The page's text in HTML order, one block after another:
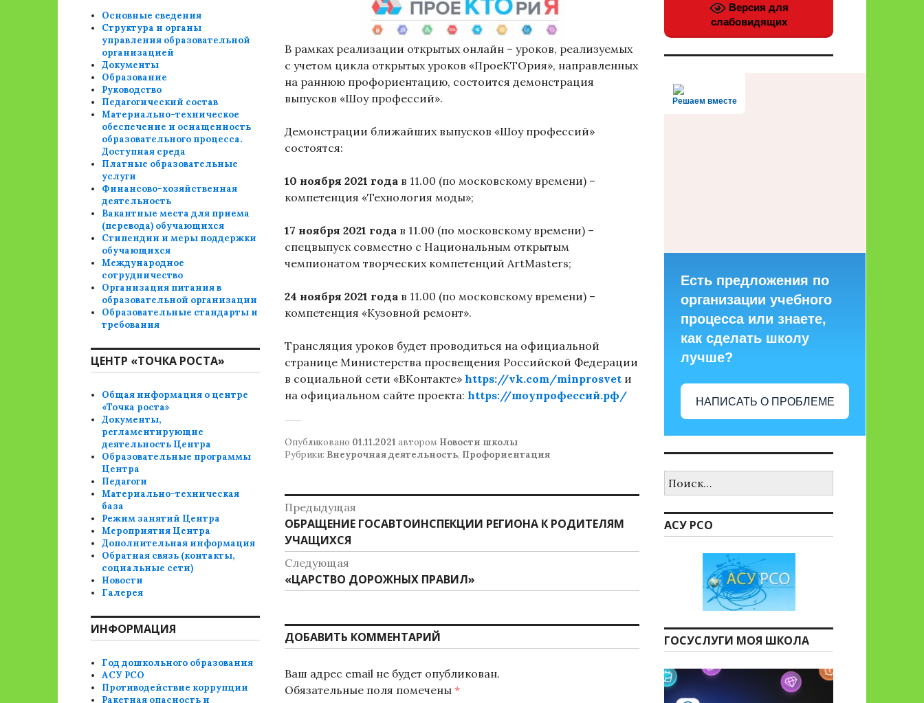
В рамках реализации открытых онлайн – уроков, реализуемых
с учетом цикла открытых уроков «ПроеКТОрия», направленных
на раннюю профориентацию, состоится демонстрация
выпусков «Шоу профессий».
Демонстрации ближайших выпусков «Шоу профессий»
состоятся:
10 ноября 2021 года в 11.00 (по московскому времени) –
компетенция «Технология моды»;
17 ноября 2021 года в 11.00 (по московскому времени) –
спецвыпуск совместно с Национальным открытым
чемпионатом творческих компетенций ArtMasters;
24 ноября 2021 года в 11.00 (по московскому времени) –
компетенция «Кузовной ремонт».
Трансляция уроков будет проводиться на официальной
странице Министерства просвещения Российской Федерации
в социальной сети «ВКонтакте» https://vk.com/minprosvet и
на официальном сайте проекта: https://шоупрофессий.рф/
Опубликовано 01.11.2021 автором Новости школы
Рубрики: Внеурочная деятельность, Профориентация
Навигация
по
записям
Предыдущая
Предыдущая
запись:
ОБРАЩЕНИЕ ГОСАВТОИНСПЕКЦИИ РЕГИОНА К РОДИТЕЛЯМ
УЧАЩИХСЯ
Следующая
Следующая
запись:
«ЦАРСТВО ДОРОЖНЫХ ПРАВИЛ»
ДОБАВИТЬ КОММЕНТАРИЙ
Ваш адрес email не будет опубликован.
Обязательные поля помечены *
Основные сведения
Структура и органы
управления образовательной
организацией
Документы
Образование
Руководство
Педагогический состав
Материально-техническое
обеспечение и оснащенность
образовательного процесса.
Доступная среда
Платные образовательные
услуги
Финансово-хозяйственная
деятельность
Вакантные места для приема
(перевода) обучающихся
Стипендии и меры поддержки
обучающихся
Международное
сотрудничество
Организация питания в
образовательной организации
Образовательные стандарты и
требования
ЦЕНТР «ТОЧКА РОСТА»
Общая информация о центре
«Точка роста»
Документы,
регламентирующие
деятельность Центра
Образовательные программы
Центра
Педагоги
Материально-техническая
база
Режим занятий Центра
Мероприятия Центра
Дополнительная информация
Обратная связь (контакты,
социальные сети)
Новости
Галерея
ИНФОРМАЦИЯ
Год дошкольного образования
АСУ РСО
Противодействие коррупции
Ракетная опасность и
Версия для
слабовидящих
Решаем вместе
Есть предложения по
организации учебного
процесса или знаете,
как сделать школу
лучше?
НАПИСАТЬ О ПРОБЛЕМЕ
АСУ РСО
ГОСУСЛУГИ МОЯ ШКОЛА